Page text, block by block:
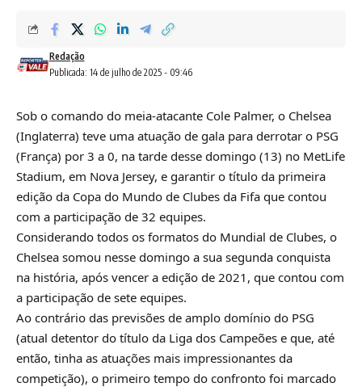
Publicada: 14 de julho de 2025 - 09:46
Redação
Sob o comando do meia-atacante Cole Palmer, o Chelsea
(Inglaterra) teve uma atuação de gala para derrotar o PSG
(França) por 3 a 0, na tarde desse domingo (13) no MetLife
Stadium, em Nova Jersey, e garantir o título da primeira
edição da Copa do Mundo de Clubes da Fifa que contou
com a participação de 32 equipes.
Considerando todos os formatos do Mundial de Clubes, o
Chelsea somou nesse domingo a sua segunda conquista
na história, após vencer a edição de 2021, que contou com
a participação de sete equipes.
Ao contrário das previsões de amplo domínio do PSG
(atual detentor do título da Liga dos Campeões e que, até
então, tinha as atuações mais impressionantes da
competição), o primeiro tempo do confronto foi marcado